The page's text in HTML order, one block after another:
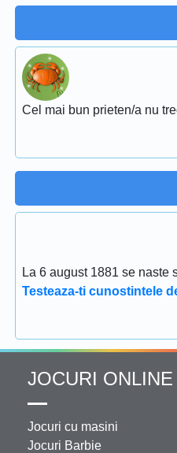
Cel mai bun prieten/a nu
La 6 august 1881 se
Testeaza-ti cunostintele
JOCURI ONLINE
Jocuri cu masini
Jocuri Barbie